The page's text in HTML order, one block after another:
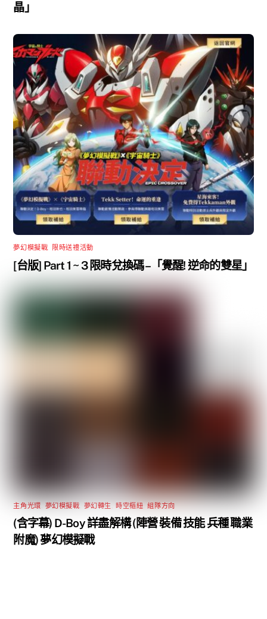
晶」
夢幻模擬戰 限時送禮活動
[台版] Part 1 ~ 3 限時兌換碼 –「覺醒! 逆命的雙星」
主角光環 夢幻模擬戰 夢幻轉生 ,時空樞紐 ,組隊方向
(含字幕) D-Boy 詳盡解構 (陣營 裝備 技能 兵種 職業
附魔) 夢幻模擬戰